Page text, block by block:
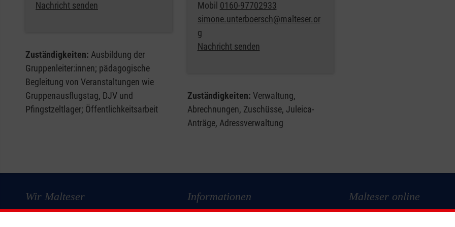
Nachricht senden
Zuständigkeiten: Ausbildung der
Gruppenleiter:innen; pädagogische
Begleitung von Veranstaltungen wie
Gruppenausflugstag, DJV und
Pfingstzeltlager; Öffentlichkeitsarbeit
Mobil 0160-97702933
simone.unterboersch@malteser.or
g
Nachricht senden
Zuständigkeiten: Verwaltung,
Abrechnungen, Zuschüsse, Juleica-
Anträge, Adressverwaltung
Wir Malteser Informationen Malteser online